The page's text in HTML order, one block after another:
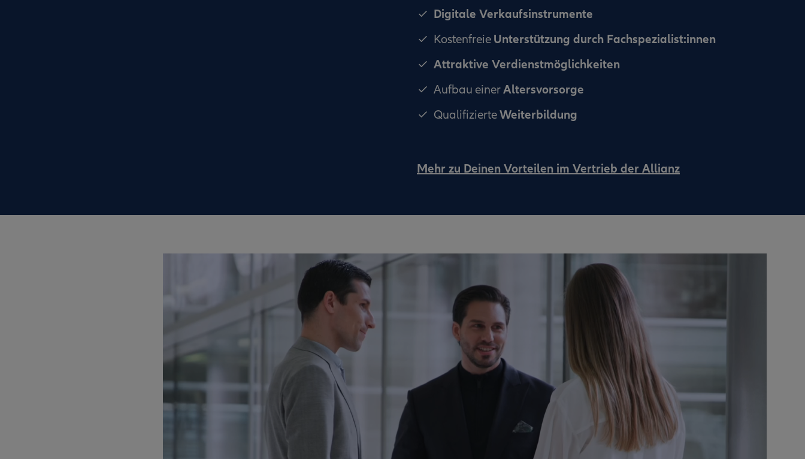
Digitale Verkaufsinstrumente
Kostenfreie Unterstützung durch Fachspezialist:innen
Attraktive Verdienstmöglichkeiten
Aufbau einerAltersvorsorge
QualifizierteWeiterbildung
Mehr zu Deinen Vorteilen im Vertrieb der Allianz